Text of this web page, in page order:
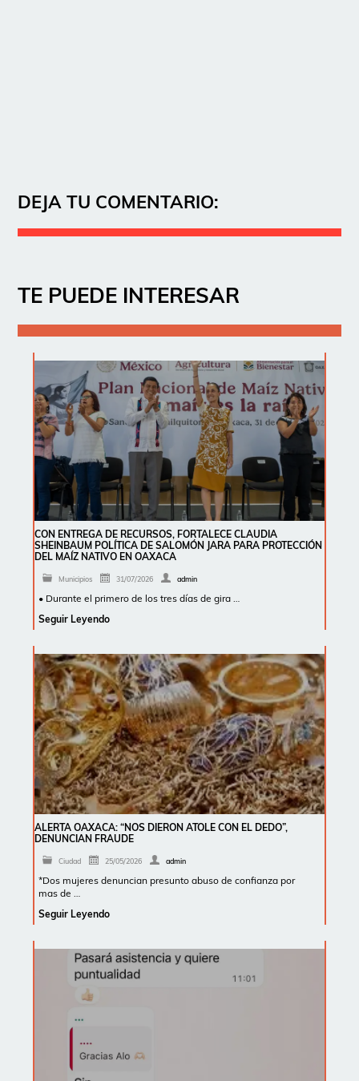
DEJA TU COMENTARIO:
TE PUEDE INTERESAR
CON ENTREGA DE RECURSOS, FORTALECE CLAUDIA
SHEINBAUM POLÍTICA DE SALOMÓN JARA PARA PROTECCIÓN
DEL MAÍZ NATIVO EN OAXACA
Municipios 31/07/2026 admin
• Durante el primero de los tres días de gira …
Seguir Leyendo
ALERTA OAXACA: “NOS DIERON ATOLE CON EL DEDO”,
DENUNCIAN FRAUDE
Ciudad 25/05/2026 admin
*Dos mujeres denuncian presunto abuso de confianza por
mas de …
Seguir Leyendo